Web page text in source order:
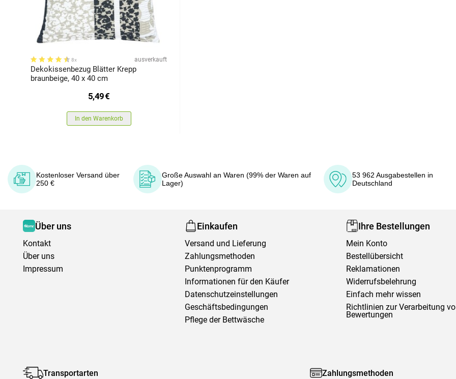
8x ausverkauft
Dekokissenbezug Blätter Krepp
braunbeige, 40 x 40 cm
5,49€
In den Warenkorb
Kostenloser Versand über
250 €
Große Auswahl an Waren (99% der Waren auf
Lager)
53 962 Ausgabestellen in
Deutschland
Über uns
Kontakt
Über uns
Impressum
Einkaufen
Versand und Lieferung
Zahlungsmethoden
Punktenprogramm
Informationen für den Käufer
Datenschutzeinstellungen
Geschäftsbedingungen
Pflege der Bettwäsche
Ihre Bestellungen
Mein Konto
Bestellübersicht
Reklamationen
Widerrufsbelehrung
Einfach mehr wissen
Richtlinien zur Verarbeitung
Bewertungen
Transportarten Zahlungsmethoden